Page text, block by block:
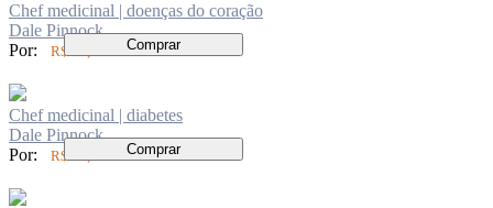
Chef medicinal | doenças do coração
Dale Pinnock
Por:
R$ 83,00 Comprar
Chef medicinal | diabetes
Dale Pinnock
Por:
R$ 84,00 Comprar